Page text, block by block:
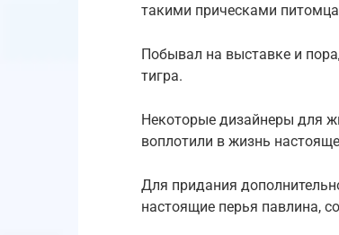
такими прическами
Побывал на выставке и
тигра.
Некоторые дизайнеры для
воплотили в жизнь
Для придания
настоящие перья павлина,